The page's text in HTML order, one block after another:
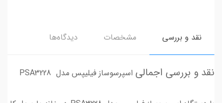
نقد و بررسی مشخصات دیدگاه‌ها
نقد و بررسی اجمالی اسپرسوساز فیلیپس مدل PSA3228